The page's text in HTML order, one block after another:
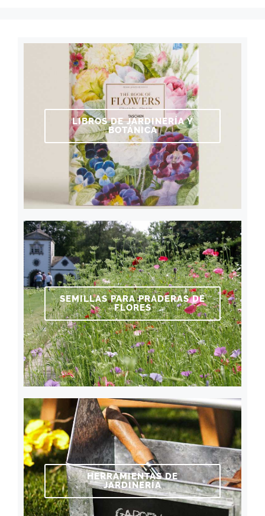
LIBROS DE JARDINERÍA Y
BOTÁNICA
SEMILLAS PARA PRADERAS DE
FLORES
HERRAMIENTAS DE
JARDINERÍA